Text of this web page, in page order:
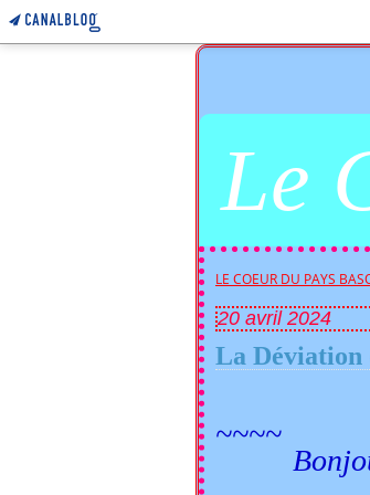
Le
LE COEUR DU PAYS
20 avril 2024
La Déviation
~~~~
Bonjour